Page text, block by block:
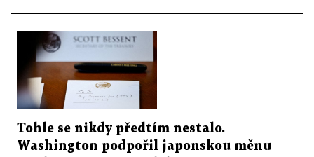
Tohle se nikdy předtím nestalo.
Washington podpořil japonskou měnu